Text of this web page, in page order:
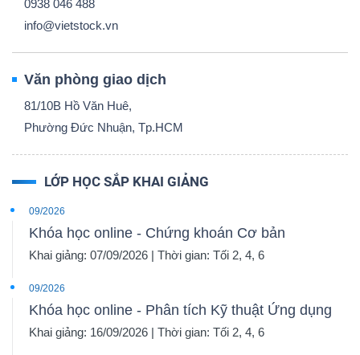
0938 046 488
info@vietstock.vn
Văn phòng giao dịch
81/10B Hồ Văn Huê,
Phường Đức Nhuận, Tp.HCM
LỚP HỌC SẮP KHAI GIẢNG
09/2026
Khóa học online - Chứng khoán Cơ bản
Khai giảng: 07/09/2026 | Thời gian: Tối 2, 4, 6
09/2026
Khóa học online - Phân tích Kỹ thuật Ứng dụng
Khai giảng: 16/09/2026 | Thời gian: Tối 2, 4, 6